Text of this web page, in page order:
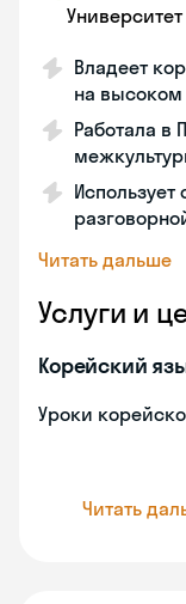
Университет
Владеет
на высоком
Работала в
Читать дальше
Услуги и
Корейский
Уроки
Читать